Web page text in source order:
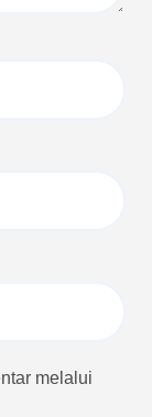
melalui